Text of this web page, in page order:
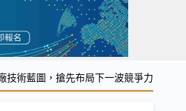
技術藍圖，搶先布局下一波競爭力